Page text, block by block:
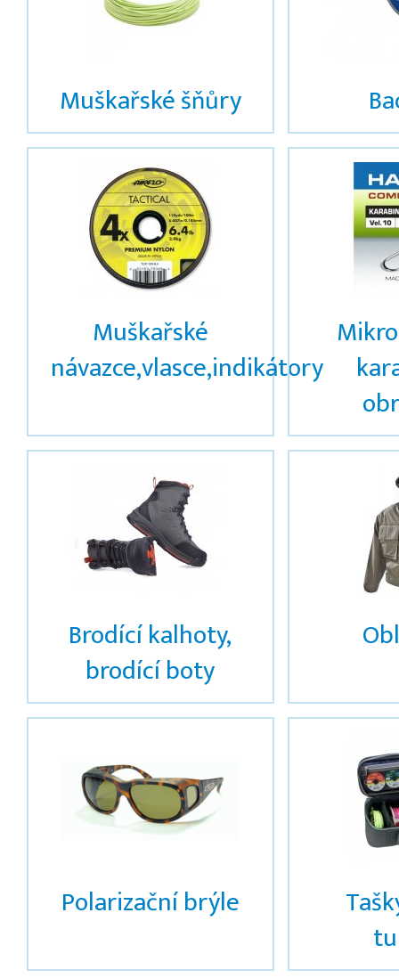
Muškařské šňůry
Muškařské
návazce,vlasce,indikátory
Brodící kalhoty,
brodící boty
Polarizační brýle